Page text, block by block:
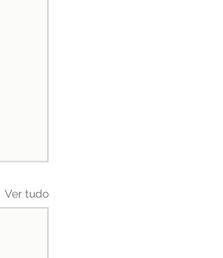
Ver tudo